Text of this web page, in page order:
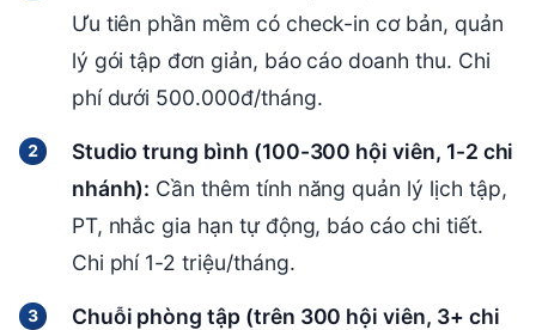
Ưu tiên phần mềm có check-in cơ bản, quản
lý gói tập đơn giản, báo cáo doanh thu. Chi
phí dưới 500.000đ/tháng.
Studio trung bình (100-300 hội viên, 1-2 chi
nhánh): Cần thêm tính năng quản lý lịch tập,
PT, nhắc gia hạn tự động, báo cáo chi tiết.
Chi phí 1-2 triệu/tháng.
Chuỗi phòng tập (trên 300 hội viên, 3+ chi